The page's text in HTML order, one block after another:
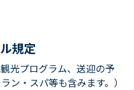
規定
光プログラム、送迎の予
ン・スパ等も含みます。）